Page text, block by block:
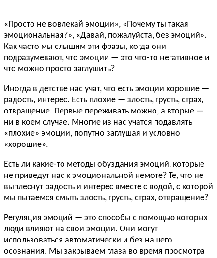
«Просто не вовлекай эмоции», «Почему ты такая
эмоциональная?», «Давай, пожалуйста, без эмоций».
Как часто мы слышим эти фразы, когда они
подразумевают, что эмоции — это что-то негативное и
что можно просто заглушить?
Иногда в детстве нас учат, что есть эмоции хорошие —
радость, интерес. Есть плохие — злость, грусть, страх,
отвращение. Первые переживать можно, а вторые —
ни в коем случае. Многие из нас учатся подавлять
«плохие» эмоции, попутно заглушая и условно
«хорошие».
Есть ли какие-то методы обуздания эмоций, которые
не приведут нас к эмоциональной немоте? Те, что не
выплеснут радость и интерес вместе с водой, с которой
мы пытаемся смыть злость, грусть, страх, отвращение?
Регуляция эмоций — это способы с помощью которых
люди влияют на свои эмоции. Они могут
использоваться автоматически и без нашего
осознания. Мы закрываем глаза во время просмотра